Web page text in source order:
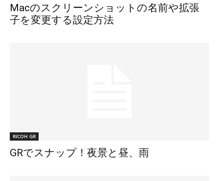
Macのスクリーンショットの名前や拡張
子を変更する設定方法
RICOH GR
GRでスナップ！夜景と昼、雨